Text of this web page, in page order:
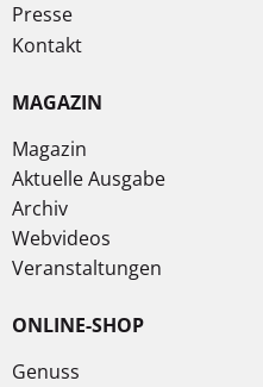
Presse
Kontakt
MAGAZIN
Magazin
Aktuelle Ausgabe
Archiv
Webvideos
Veranstaltungen
ONLINE-SHOP
Genuss